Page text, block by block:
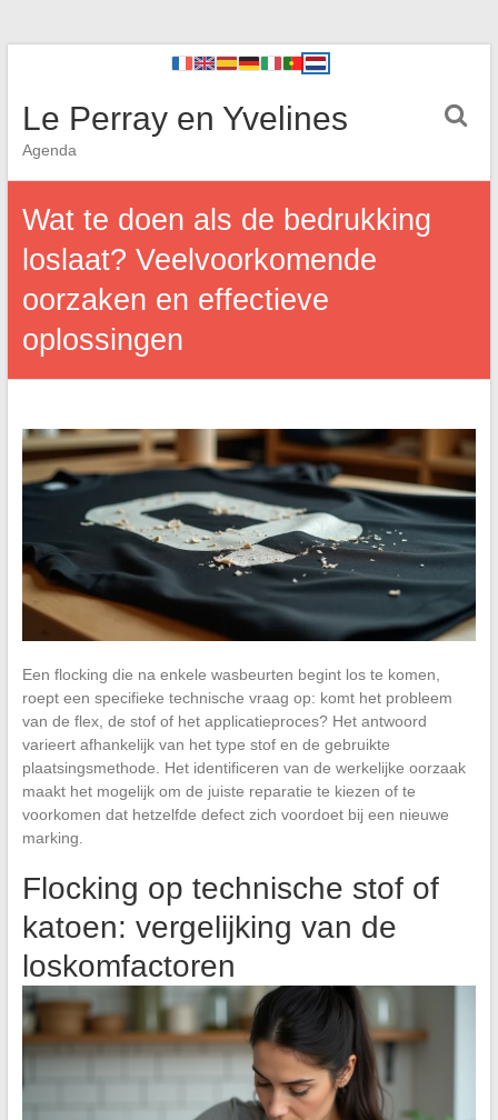
Le Perray en Yvelines
Agenda
Wat te doen als de bedrukking
loslaat? Veelvoorkomende
oorzaken en effectieve
oplossingen
Een flocking die na enkele wasbeurten begint los te komen,
roept een specifieke technische vraag op: komt het probleem
van de flex, de stof of het applicatieproces? Het antwoord
varieert afhankelijk van het type stof en de gebruikte
plaatsingsmethode. Het identificeren van de werkelijke oorzaak
maakt het mogelijk om de juiste reparatie te kiezen of te
voorkomen dat hetzelfde defect zich voordoet bij een nieuwe
marking.
Flocking op technische stof of
katoen: vergelijking van de
loskomfactoren